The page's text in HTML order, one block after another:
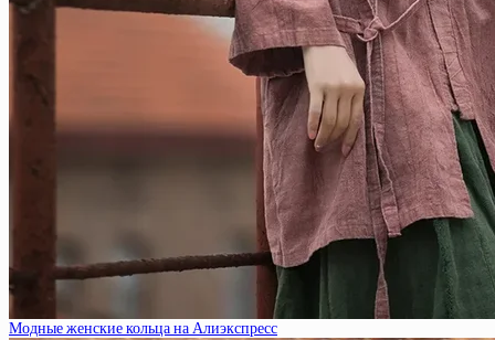
Модные женские кольца на Алиэкспресс